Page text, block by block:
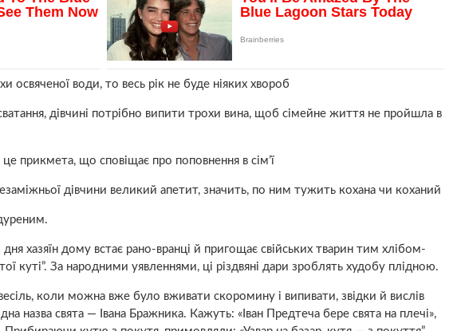
освяченої води, то весь рік не буде ніяких хвороб
дівчині потрібно випити трохи винa, щоб сімейне життя не пройшла в
прикмета, що сповіщає про поповнення в сім’ї
дівчини великий апетит, значить, по ним тужить кохана чи коханий
хазяїн дому встає рано-вранці й пригощає свійських тварин тим хлібом-
куті”. За народними уявленнями, ці різдвяні дари зроблять худобу плідною.
коли можна вже було вживати скороми­ну і випивати, звідки й вислів
назва свята — Івана Бражника. Кажуть: «Іван Предтеча бере свята на плечі»,